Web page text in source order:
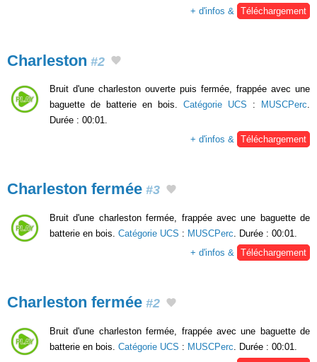
+ d'infos &
Téléchargement
Charleston #2
Bruit d'une charleston ouverte puis fermée, frappée avec une
baguette de batterie en bois. Catégorie UCS : MUSCPerc.
Durée : 00:01.
+ d'infos & Téléchargement
Charleston fermée #3
Bruit d'une charleston fermée, frappée avec une baguette de
batterie en bois. Catégorie UCS : MUSCPerc . Durée : 00:01.
+ d'infos &
Téléchargement
Charleston fermée #2
Bruit d'une charleston fermée, frappée avec une baguette de
batterie en bois. Catégorie UCS : MUSCPerc . Durée : 00:01.